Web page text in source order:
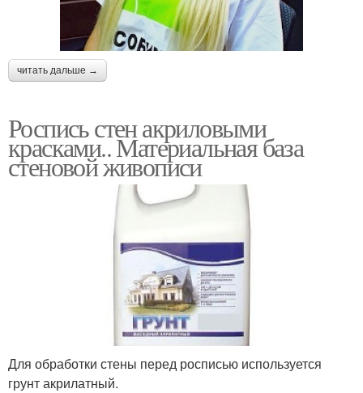
читать дальше →
Роспись стен акриловыми
красками.. Материальная база
стеновой живописи
Для обработки стены перед росписью используется
грунт акрилатный.